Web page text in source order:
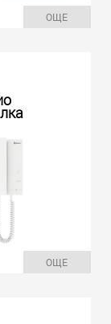
ОЩЕ
ОЩЕ